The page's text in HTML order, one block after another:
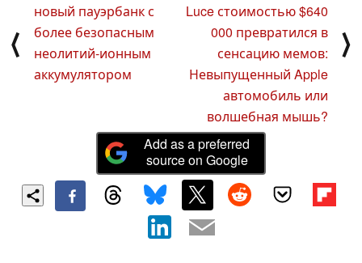
⟨
новый пауэрбанк с
более безопасным
неолитий-ионным
аккумулятором
Luce стоимостью $640
000 превратился в
сенсацию мемов:
Невыпущенный Apple
автомобиль или
волшебная мышь?
⟩
Add as a preferred
source on Google